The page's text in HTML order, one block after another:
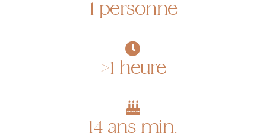
1 personne
>1 heure
14 ans min.